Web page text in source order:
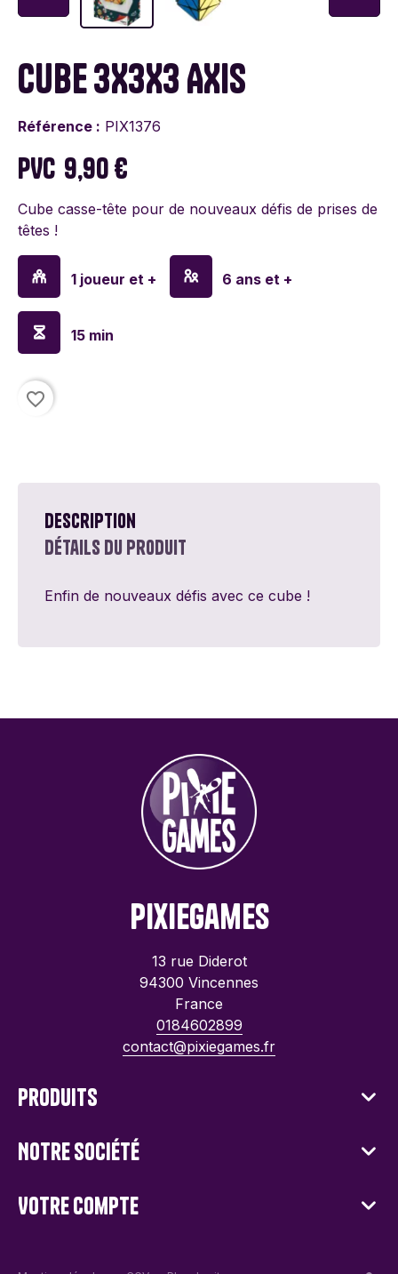
CUBE 3X3X3 AXIS
Référence : PIX1376
PVC 9,90 €
Cube casse-tête pour de nouveaux défis de prises de
têtes !
1 joueur et + 6 ans et +
15 min
favorite_border
Description
Détails du produit
Enfin de nouveaux défis avec ce cube !
PixieGames
13 rue Diderot
94300 Vincennes
France
0184602899
contact@pixiegames.fr
Produits
Notre société
Votre compte